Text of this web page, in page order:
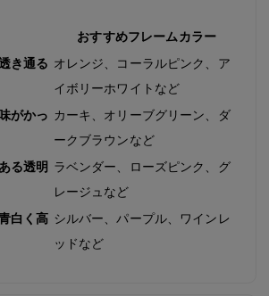
おすすめフレームカラー
き通る オレンジ、コーラルピンク、ア
イボリーホワイトなど
がかっ カーキ、オリーブグリーン、ダ
ークブラウンなど
る透明 ラベンダー、ローズピンク、グ
レージュなど
白く高 シルバー、パープル、ワインレ
ッドなど